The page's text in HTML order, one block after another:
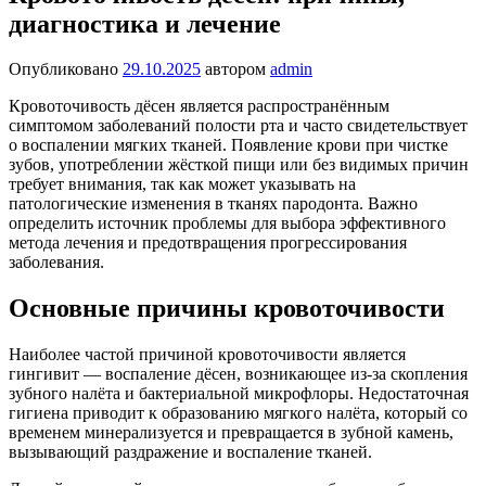
диагностика и лечение
Опубликовано 29.10.2025 автором admin
Кровоточивость дёсен является распространённым
симптомом заболеваний полости рта и часто свидетельствует
о воспалении мягких тканей. Появление крови при чистке
зубов, употреблении жёсткой пищи или без видимых причин
требует внимания, так как может указывать на
патологические изменения в тканях пародонта. Важно
определить источник проблемы для выбора эффективного
метода лечения и предотвращения прогрессирования
заболевания.
Основные причины кровоточивости
Наиболее частой причиной кровоточивости является
гингивит — воспаление дёсен, возникающее из-за скопления
зубного налёта и бактериальной микрофлоры. Недостаточная
гигиена приводит к образованию мягкого налёта, который со
временем минерализуется и превращается в зубной камень,
вызывающий раздражение и воспаление тканей.